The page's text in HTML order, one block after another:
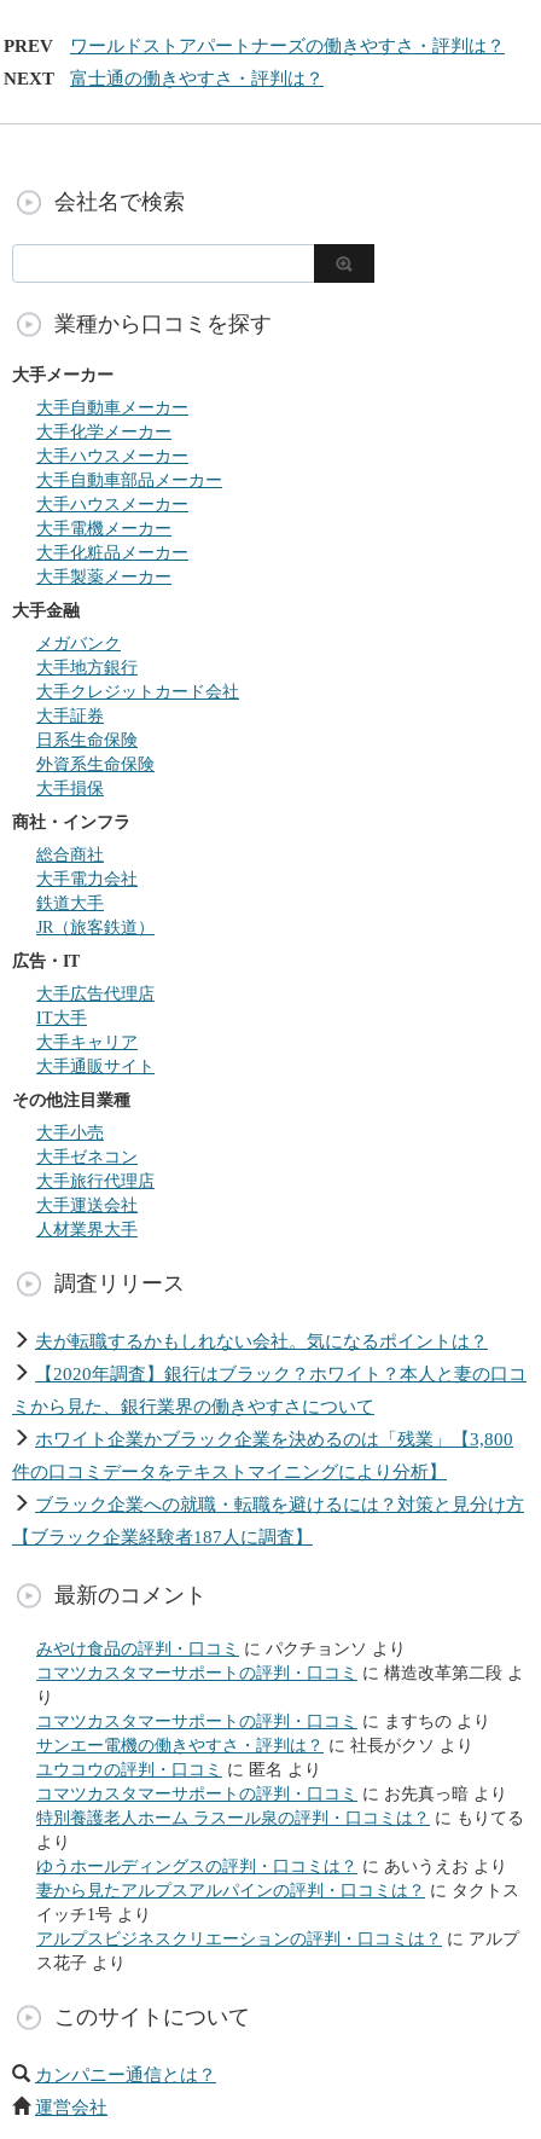
PREV
ワールドストアパートナーズの働きやすさ・評判は？
NEXT
富士通の働きやすさ・評判は？
会社名で検索
業種から口コミを探す
大手メーカー
大手自動車メーカー
大手化学メーカー
大手ハウスメーカー
大手自動車部品メーカー
大手ハウスメーカー
大手電機メーカー
大手化粧品メーカー
大手製薬メーカー
大手金融
メガバンク
大手地方銀行
大手クレジットカード会社
大手証券
日系生命保険
外資系生命保険
大手損保
商社・インフラ
総合商社
大手電力会社
鉄道大手
JR（旅客鉄道）
広告・IT
大手広告代理店
IT大手
大手キャリア
大手通販サイト
その他注目業種
大手小売
大手ゼネコン
大手旅行代理店
大手運送会社
人材業界大手
調査リリース
夫が転職するかもしれない会社。気になるポイントは？
【2020年調査】銀行はブラック？ホワイト？本人と妻の口コ
ミから見た、銀行業界の働きやすさについて
ホワイト企業かブラック企業を決めるのは「残業」【3,800
件の口コミデータをテキストマイニングにより分析】
ブラック企業への就職・転職を避けるには？対策と見分け方
【ブラック企業経験者187人に調査】
最新のコメント
みやけ食品の評判・口コミ に パクチョンソ より
コマツカスタマーサポートの評判・口コミ に 構造改革第二段 よ
り
コマツカスタマーサポートの評判・口コミ に ますちの より
サンエー電機の働きやすさ・評判は？ に 社長がクソ より
ユウコウの評判・口コミ に 匿名 より
コマツカスタマーサポートの評判・口コミ に お先真っ暗 より
特別養護老人ホーム ラスール泉の評判・口コミは？ に もりてる
より
ゆうホールディングスの評判・口コミは？ に あいうえお より
妻から見たアルプスアルパインの評判・口コミは？ に タクトス
イッチ1号 より
アルプスビジネスクリエーションの評判・口コミは？ に アルプ
ス花子 より
このサイトについて
カンパニー通信とは？
運営会社